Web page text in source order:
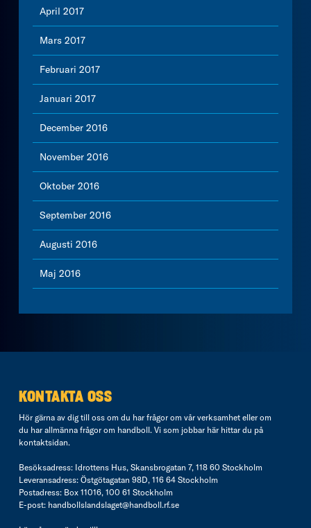
April 2017
Mars 2017
Februari 2017
Januari 2017
December 2016
November 2016
Oktober 2016
September 2016
Augusti 2016
Maj 2016
KONTAKTA OSS
Hör gärna av dig till oss om du har frågor om vår verksamhet eller om
du har allmänna frågor om handboll. Vi som jobbar här hittar du på
kontaktsidan.
Besöksadress: Idrottens Hus, Skansbrogatan 7, 118 60 Stockholm
Leveransadress: Östgötagatan 98D, 116 64 Stockholm
Postadress: Box 11016, 100 61 Stockholm
E-post: handbollslandslaget@handboll.rf.se